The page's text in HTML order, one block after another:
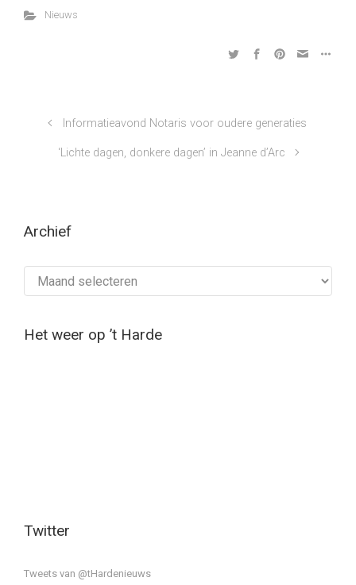
Nieuws
Informatieavond Notaris voor oudere generaties
‘Lichte dagen, donkere dagen’ in Jeanne d’Arc
Archief
Het weer op ’t Harde
Twitter
Tweets van @tHardenieuws